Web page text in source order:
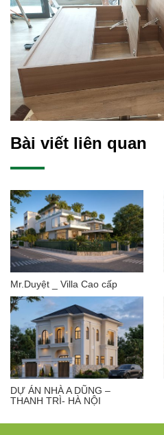
Bài viết liên quan
Mr.Duyệt _ Villa Cao cấp
DỰ ÁN NHÀ A DŨNG –
THANH TRÌ- HÀ NỘI